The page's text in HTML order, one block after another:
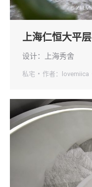
上海仁恒大平层
设计：上海秀舍
私宅 作者： lovemiica